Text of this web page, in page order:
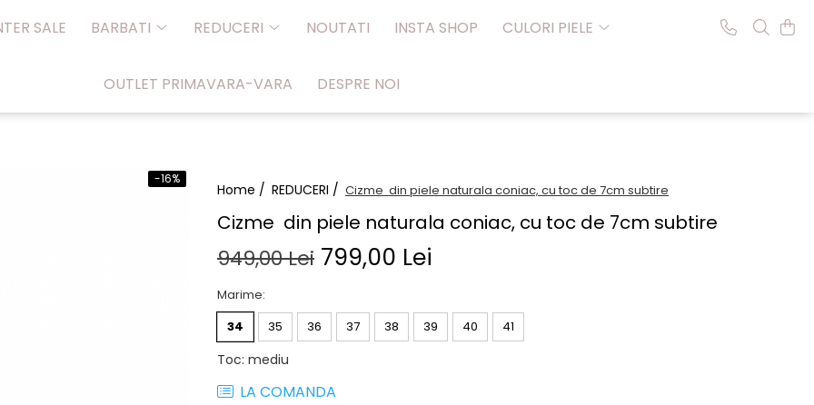
SALE BARBATI REDUCERI NOUTATI INSTA SHOP CULORI PIELE
OUTLET PRIMAVARA-VARA DESPRE NOI
Home / REDUCERI / Cizme din piele naturala coniac, cu toc de 7cm subtire
Cizme din piele naturala coniac, cu toc de 7cm subtire
-16%
949,00 Lei 799,00 Lei
Marime:
34
35 36 37 38 39 40 41
Toc: mediu
LA COMANDA